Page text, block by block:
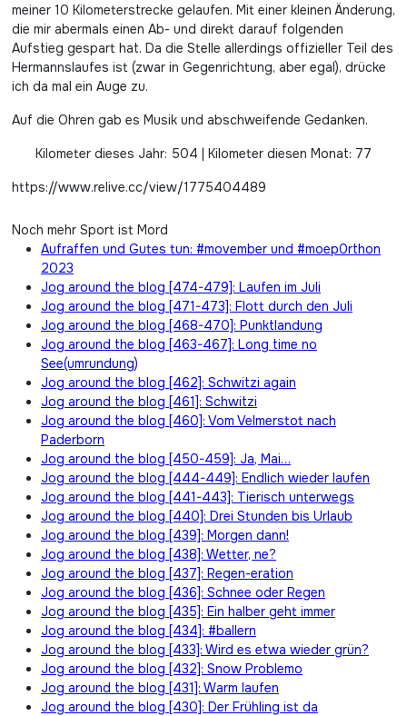
meiner 10 Kilometerstrecke gelaufen. Mit einer kleinen Änderung,
die mir abermals einen Ab- und direkt darauf folgenden
Aufstieg gespart hat. Da die Stelle allerdings offizieller Teil des
Hermannslaufes ist (zwar in Gegenrichtung, aber egal), drücke
ich da mal ein Auge zu.
Auf die Ohren gab es Musik und abschweifende Gedanken.
Kilometer dieses Jahr: 504 | Kilometer diesen Monat: 77
https://www.relive.cc/view/1775404489
Noch mehr Sport ist Mord
Aufraffen und Gutes tun: #movember und #moep0rthon
2023
Jog around the blog [474-479]: Laufen im Juli
Jog around the blog [471-473]: Flott durch den Juli
Jog around the blog [468-470]: Punktlandung
Jog around the blog [463-467]: Long time no
See(umrundung)
Jog around the blog [462]: Schwitzi again
Jog around the blog [461]: Schwitzi
Jog around the blog [460]: Vom Velmerstot nach
Paderborn
Jog around the blog [450-459]: Ja, Mai…
Jog around the blog [444-449]: Endlich wieder laufen
Jog around the blog [441-443]: Tierisch unterwegs
Jog around the blog [440]: Drei Stunden bis Urlaub
Jog around the blog [439]: Morgen dann!
Jog around the blog [438]: Wetter, ne?
Jog around the blog [437]: Regen-eration
Jog around the blog [436]: Schnee oder Regen
Jog around the blog [435]: Ein halber geht immer
Jog around the blog [434]: #ballern
Jog around the blog [433]: Wird es etwa wieder grün?
Jog around the blog [432]: Snow Problemo
Jog around the blog [431]: Warm laufen
Jog around the blog [430]: Der Frühling ist da